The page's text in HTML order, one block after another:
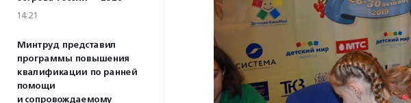
14:21
Минтруд представил
программы повышения
квалификации по ранней
помощи
и сопровождаемому